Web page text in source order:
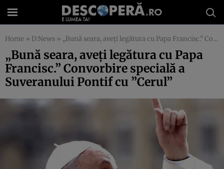
Home » D:News » „Bună seara, aveţi legătura cu Papa Francisc.” Convorbire specială a Suveranului Pontif cu ”Cerul”
„Bună seara, aveţi legătura cu Papa
Francisc.” Convorbire specială a
Suveranului Pontif cu ”Cerul”